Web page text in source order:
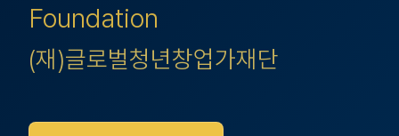
Foundation
(재)글로벌청년창업가재단